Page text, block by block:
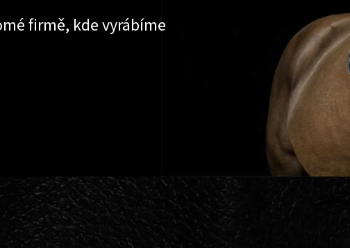
firmě, kde vyrábíme